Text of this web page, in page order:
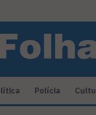
Polícia